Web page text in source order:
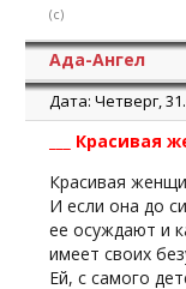
(с)
Ада-Ангел
Дата: Четверг,
___ Красивая
Красивая
И если она до
ее осуждают и
имеет своих
Ей, с самого